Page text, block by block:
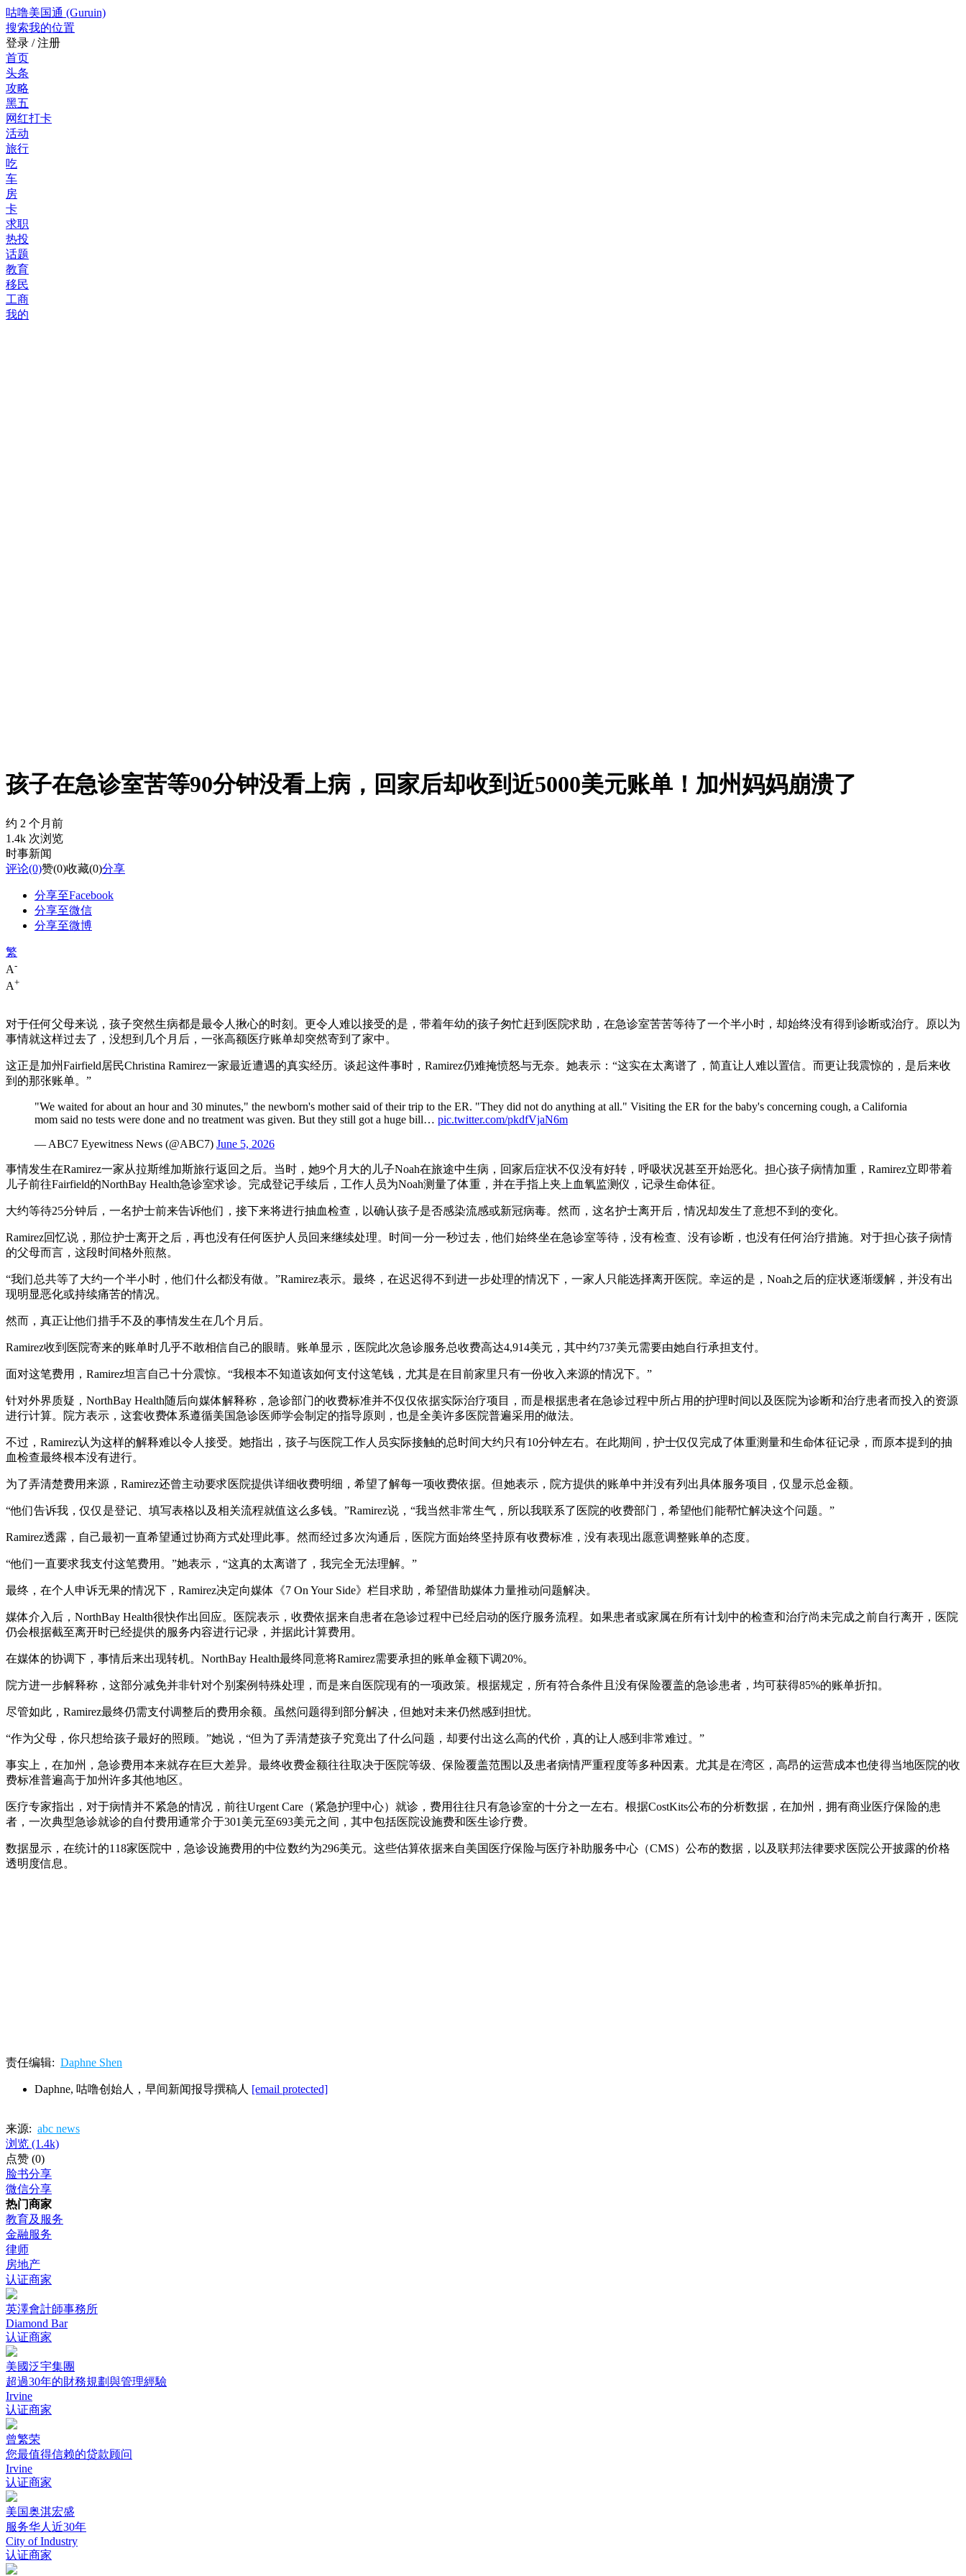
咕噜美国通 (Guruin)
搜索我的位置
登录 / 注册
首页
头条
攻略
黑五
网红打卡
活动
旅行
吃
车
房
卡
求职
热投
话题
教育
移民
工商
我的
孩子在急诊室苦等90分钟没看上病，回家后却收到近5000美元账单！加州妈妈崩溃了
约 2 个月前
1.4k 次浏览
时事新闻
评论(0)赞(0)收藏(0)分享
分享至Facebook
分享至微信
分享至微博
繁
A-
A+
对于任何父母来说，孩子突然生病都是最令人揪心的时刻。更令人难以接受的是，带着年幼的孩子匆忙赶到医院求助，在急诊室苦苦等待了一个半小时，却始终没有得到诊断或治疗。原以为
事情就这样过去了，没想到几个月后，一张高额医疗账单却突然寄到了家中。
这正是加州Fairfield居民Christina Ramirez一家最近遭遇的真实经历。谈起这件事时，Ramirez仍难掩愤怒与无奈。她表示：“这实在太离谱了，简直让人难以置信。而更让我震惊的，是后来收
到的那张账单。”
"We waited for about an hour and 30 minutes," the newborn's mother said of their trip to the ER. "They did not do anything at all." Visiting the ER for the baby's concerning cough, a California
mom said no tests were done and no treatment was given. But they still got a huge bill… pic.twitter.com/pkdfVjaN6m
— ABC7 Eyewitness News (@ABC7) June 5, 2026
事情发生在Ramirez一家从拉斯维加斯旅行返回之后。当时，她9个月大的儿子Noah在旅途中生病，回家后症状不仅没有好转，呼吸状况甚至开始恶化。担心孩子病情加重，Ramirez立即带着
儿子前往Fairfield的NorthBay Health急诊室求诊。完成登记手续后，工作人员为Noah测量了体重，并在手指上夹上血氧监测仪，记录生命体征。
大约等待25分钟后，一名护士前来告诉他们，接下来将进行抽血检查，以确认孩子是否感染流感或新冠病毒。然而，这名护士离开后，情况却发生了意想不到的变化。
Ramirez回忆说，那位护士离开之后，再也没有任何医护人员回来继续处理。时间一分一秒过去，他们始终坐在急诊室等待，没有检查、没有诊断，也没有任何治疗措施。对于担心孩子病情
的父母而言，这段时间格外煎熬。
“我们总共等了大约一个半小时，他们什么都没有做。”Ramirez表示。最终，在迟迟得不到进一步处理的情况下，一家人只能选择离开医院。幸运的是，Noah之后的症状逐渐缓解，并没有出
现明显恶化或持续痛苦的情况。
然而，真正让他们措手不及的事情发生在几个月后。
Ramirez收到医院寄来的账单时几乎不敢相信自己的眼睛。账单显示，医院此次急诊服务总收费高达4,914美元，其中约737美元需要由她自行承担支付。
面对这笔费用，Ramirez坦言自己十分震惊。“我根本不知道该如何支付这笔钱，尤其是在目前家里只有一份收入来源的情况下。”
针对外界质疑，NorthBay Health随后向媒体解释称，急诊部门的收费标准并不仅仅依据实际治疗项目，而是根据患者在急诊过程中所占用的护理时间以及医院为诊断和治疗患者而投入的资源
进行计算。院方表示，这套收费体系遵循美国急诊医师学会制定的指导原则，也是全美许多医院普遍采用的做法。
不过，Ramirez认为这样的解释难以令人接受。她指出，孩子与医院工作人员实际接触的总时间大约只有10分钟左右。在此期间，护士仅仅完成了体重测量和生命体征记录，而原本提到的抽
血检查最终根本没有进行。
为了弄清楚费用来源，Ramirez还曾主动要求医院提供详细收费明细，希望了解每一项收费依据。但她表示，院方提供的账单中并没有列出具体服务项目，仅显示总金额。
“他们告诉我，仅仅是登记、填写表格以及相关流程就值这么多钱。”Ramirez说，“我当然非常生气，所以我联系了医院的收费部门，希望他们能帮忙解决这个问题。”
Ramirez透露，自己最初一直希望通过协商方式处理此事。然而经过多次沟通后，医院方面始终坚持原有收费标准，没有表现出愿意调整账单的态度。
“他们一直要求我支付这笔费用。”她表示，“这真的太离谱了，我完全无法理解。”
最终，在个人申诉无果的情况下，Ramirez决定向媒体《7 On Your Side》栏目求助，希望借助媒体力量推动问题解决。
媒体介入后，NorthBay Health很快作出回应。医院表示，收费依据来自患者在急诊过程中已经启动的医疗服务流程。如果患者或家属在所有计划中的检查和治疗尚未完成之前自行离开，医院
仍会根据截至离开时已经提供的服务内容进行记录，并据此计算费用。
在媒体的协调下，事情后来出现转机。NorthBay Health最终同意将Ramirez需要承担的账单金额下调20%。
院方进一步解释称，这部分减免并非针对个别案例特殊处理，而是来自医院现有的一项政策。根据规定，所有符合条件且没有保险覆盖的急诊患者，均可获得85%的账单折扣。
尽管如此，Ramirez最终仍需支付调整后的费用余额。虽然问题得到部分解决，但她对未来仍然感到担忧。
“作为父母，你只想给孩子最好的照顾。”她说，“但为了弄清楚孩子究竟出了什么问题，却要付出这么高的代价，真的让人感到非常难过。”
事实上，在加州，急诊费用本来就存在巨大差异。最终收费金额往往取决于医院等级、保险覆盖范围以及患者病情严重程度等多种因素。尤其是在湾区，高昂的运营成本也使得当地医院的收
费标准普遍高于加州许多其他地区。
医疗专家指出，对于病情并不紧急的情况，前往Urgent Care（紧急护理中心）就诊，费用往往只有急诊室的十分之一左右。根据CostKits公布的分析数据，在加州，拥有商业医疗保险的患
者，一次典型急诊就诊的自付费用通常介于301美元至693美元之间，其中包括医院设施费和医生诊疗费。
数据显示，在统计的118家医院中，急诊设施费用的中位数约为296美元。这些估算依据来自美国医疗保险与医疗补助服务中心（CMS）公布的数据，以及联邦法律要求医院公开披露的价格
透明度信息。
责任编辑: Daphne Shen
Daphne, 咕噜创始人，早间新闻报导撰稿人 [email protected]
来源: abc news
浏览 (1.4k)
点赞 (0)
脸书分享
微信分享
热门商家
教育及服务
金融服务
律师
房地产
认证商家
英澤會計師事務所
Diamond Bar
认证商家
美國泛宇集團
超過30年的財務規劃與管理經驗
Irvine
认证商家
曾繁荣
您最值得信赖的贷款顾问
Irvine
认证商家
美国奥淇宏盛
服务华人近30年
City of Industry
认证商家